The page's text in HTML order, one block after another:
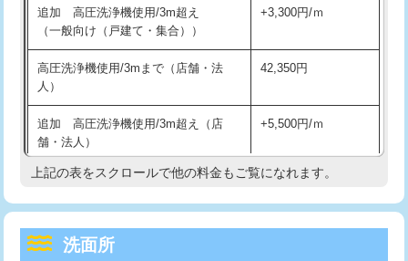
マス交換（深さ50㎝以上） 66,000円
コンクリート斫り（厚さ10㎝まで） 27,500円
コンクリート斫り（厚さ10㎝超え）
モルタル補修（厚さ10㎝まで）
モルタル補修（厚さ10㎝超え） 38,500円
洗面台設置 38,500円
追加人工
持込商品取付（混合水栓） 16,500円
給水管工事※（ホール加工)
給水管工事※（バンド止め) 3,300円
給水管工事※（支持金具設置) 5,500円
給水管工事※（保温材使用（バンド止
め込み）)
5,500円
追加 高圧洗浄機使用/3m超え
（一般向け（戸建て・集合））
+3,300円/ｍ
高圧洗浄機使用/3mまで（店舗・法
人）
42,350円
追加 高圧洗浄機使用/3m超え（店
舗・法人）
+5,500円/ｍ
高度高圧洗浄換 現地調査
トーラー機使用/3mまで
上記の表をスクロールで他の料金もご覧になれます。
洗面所